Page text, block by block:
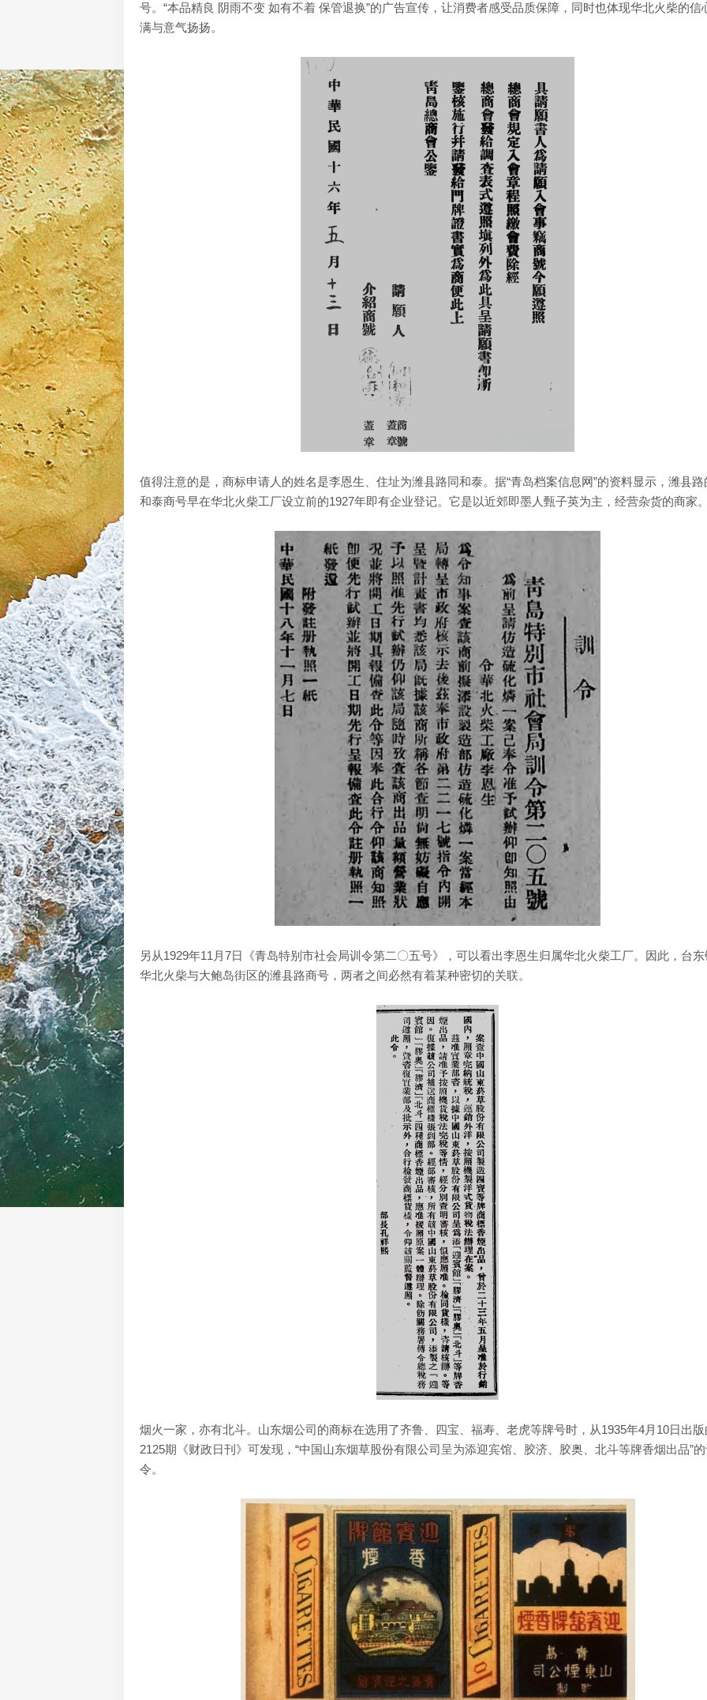
号。“本品精良 阴雨不变 如有不着 保管退换”的广告宣传，让消费者感受品质保障，同时也体现华北火柴的信
满与意气扬扬。
值得注意的是，商标申请人的姓名是李恩生、住址为潍县路同和泰。据“青岛档案信息网”的资料显示，潍县路
和泰商号早在华北火柴工厂设立前的1927年即有企业登记。它是以近郊即墨人甄子英为主，经营杂货的商家
另从1929年11月7日《青岛特别市社会局训令第二〇五号》，可以看出李恩生归属华北火柴工厂。因此，台
华北火柴与大鲍岛街区的潍县路商号，两者之间必然有着某种密切的关联。
烟火一家，亦有北斗。山东烟公司的商标在选用了齐鲁、四宝、福寿、老虎等牌号时，从1935年4月10日出
2125期《财政日刊》可发现，“中国山东烟草股份有限公司呈为添迎宾馆、胶济、胶奥、北斗等牌香烟出品”
令。